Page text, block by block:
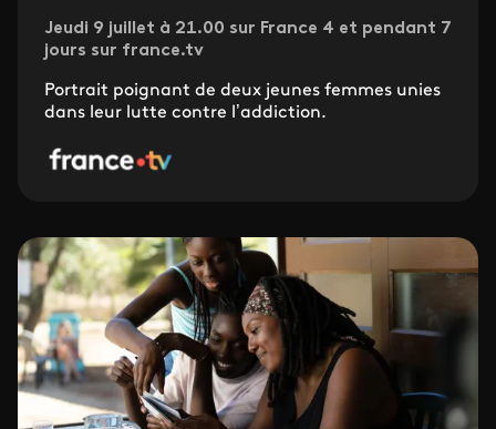
Jeudi 9 juillet à 21.00 sur France 4 et pendant 7
jours sur france.tv
Portrait poignant de deux jeunes femmes unies
dans leur lutte contre l’addiction.